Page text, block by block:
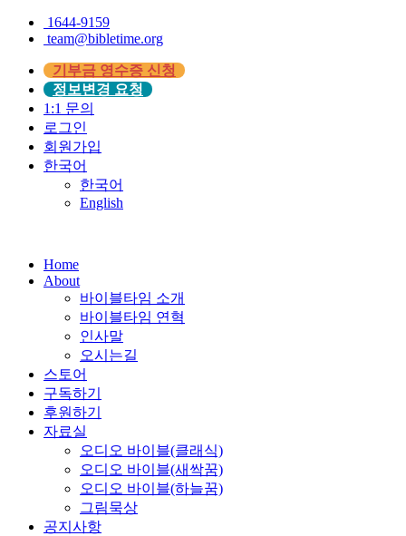
1644-9159
team@bibletime.org
기부금 영수증 신청
정보변경 요청
1:1 문의
로그인
회원가입
한국어
한국어
English
Home
About
바이블타임 소개
바이블타임 연혁
인사말
오시는길
스토어
구독하기
후원하기
자료실
오디오 바이블(클래식)
오디오 바이블(새싹꿈)
오디오 바이블(하늘꿈)
그림묵상
공지사항